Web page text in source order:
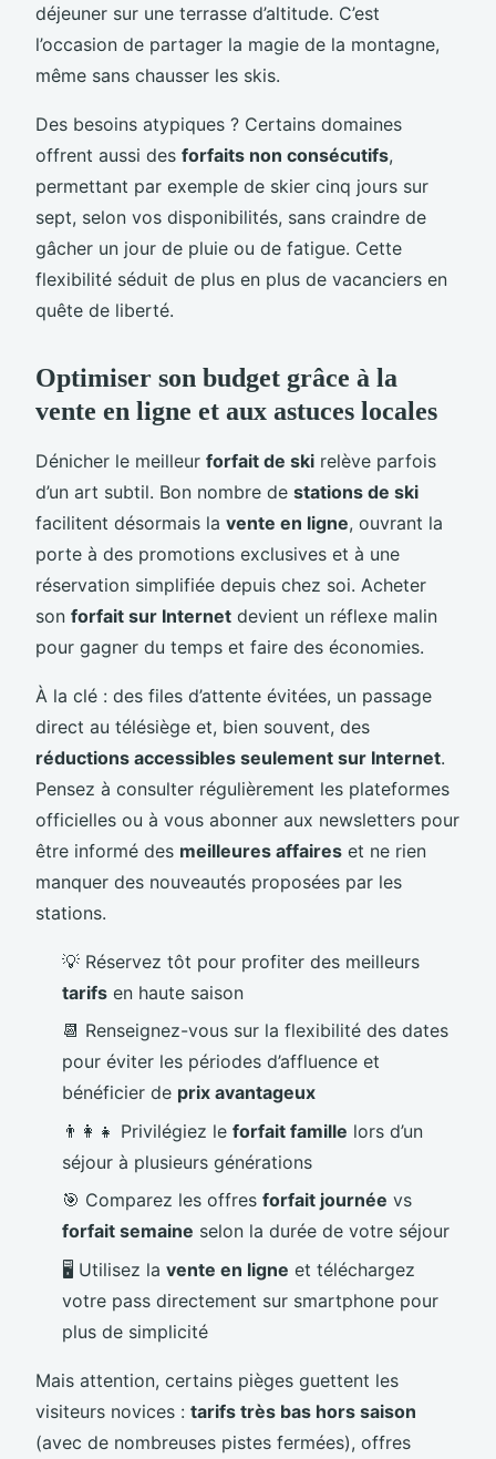
déjeuner sur une terrasse d’altitude. C’est
l’occasion de partager la magie de la montagne,
même sans chausser les skis.
Des besoins atypiques ? Certains domaines
offrent aussi des forfaits non consécutifs,
permettant par exemple de skier cinq jours sur
sept, selon vos disponibilités, sans craindre de
gâcher un jour de pluie ou de fatigue. Cette
flexibilité séduit de plus en plus de vacanciers en
quête de liberté.
Optimiser son budget grâce à la
vente en ligne et aux astuces locales
Dénicher le meilleur forfait de ski relève parfois
d’un art subtil. Bon nombre de stations de ski
facilitent désormais la vente en ligne, ouvrant la
porte à des promotions exclusives et à une
réservation simplifiée depuis chez soi. Acheter
son forfait sur Internet devient un réflexe malin
pour gagner du temps et faire des économies.
À la clé : des files d’attente évitées, un passage
direct au télésiège et, bien souvent, des
réductions accessibles seulement sur Internet.
Pensez à consulter régulièrement les plateformes
officielles ou à vous abonner aux newsletters pour
être informé des meilleures affaires et ne rien
manquer des nouveautés proposées par les
stations.
💡 Réservez tôt pour profiter des meilleurs
tarifs en haute saison
📆 Renseignez-vous sur la flexibilité des dates
pour éviter les périodes d’affluence et
bénéficier de prix avantageux
👨‍👩‍👧 Privilégiez le forfait famille lors d’un
séjour à plusieurs générations
🎯 Comparez les offres forfait journée vs
forfait semaine selon la durée de votre séjour
🖥️ Utilisez la vente en ligne et téléchargez
votre pass directement sur smartphone pour
plus de simplicité
Mais attention, certains pièges guettent les
visiteurs novices : tarifs très bas hors saison
(avec de nombreuses pistes fermées), offres